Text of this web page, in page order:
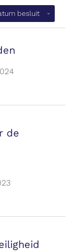
besluit(aflopend)
de